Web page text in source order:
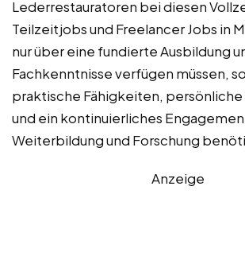
Lederrestauratoren bei diesen
Teilzeitjobs und Freelancer Jobs in
nur über eine fundierte Ausbildung
Fachkenntnisse verfügen müssen,
praktische Fähigkeiten,
und ein kontinuierliches
Weiterbildung und Forschung
Anzeige